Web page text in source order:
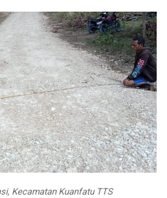
Kecamatan Kuanfatu TTS